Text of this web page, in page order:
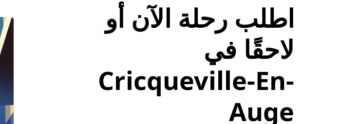
اطلب رحلة الآن أو
لاحقًا في
Cricqueville-En-
Auge